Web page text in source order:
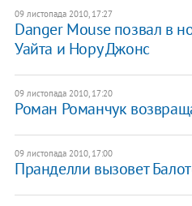
09 листопада 2010, 17:27
Danger Mouse позвал в
Уайта и Нору Джонс
09 листопада 2010, 17:20
Роман Романчук
09 листопада 2010, 17:00
Пранделли вызовет